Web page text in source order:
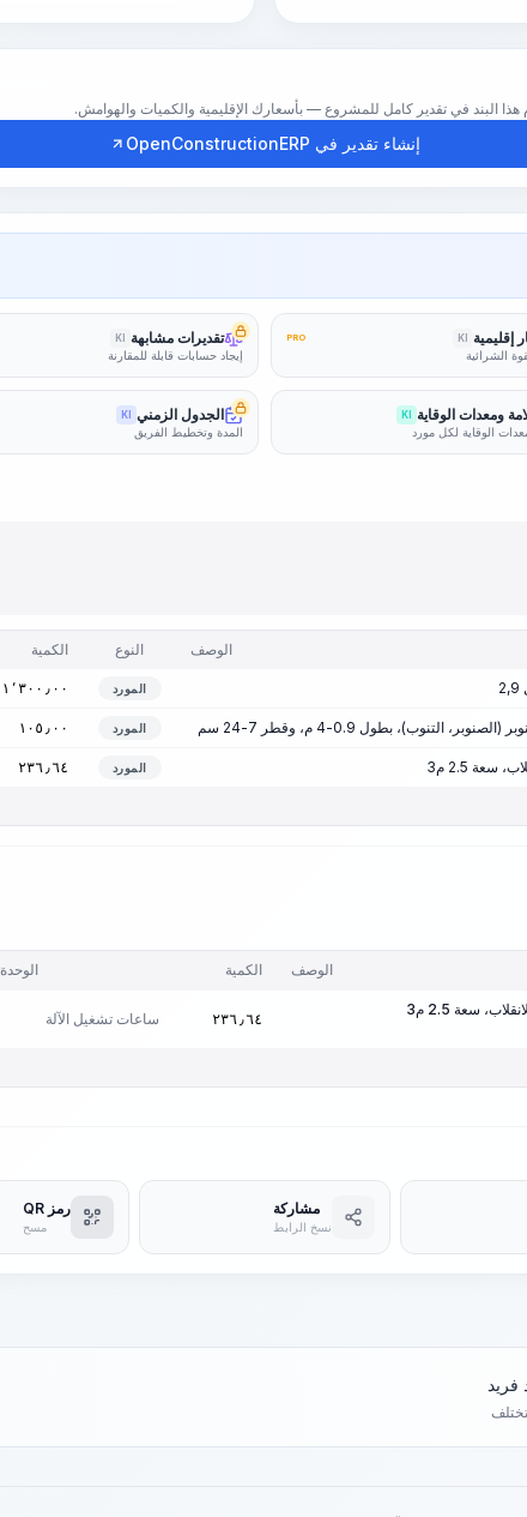
إنشاء تقدير في OpenConstructionERP
إقليمية KI
PRO
الشرائية
تقديرات مشابهة KI
إيجاد حسابات قابلة للمقارنة
ومعدات الوقاية KI
الوقاية لكل مورد
الجدول الزمني KI
المدة وتخطيط الفريق
الوصف النوع الكمية
المورد ١٬٣٠٠٫٠٠
التنوب)، بطول 0.9-4 م، وقطر 7-24 سم المورد ١٠٥٫٠٠
سعة 2.5 م3 المورد ٢٣٦٫٦٤
الوصف الكمية الوحدة
سعة 2.5 م3
٢٣٦٫٦٤ ساعات تشغيل الآلة
مشاركة
نسخ الرابط
رمز QR
مسح
تختلف